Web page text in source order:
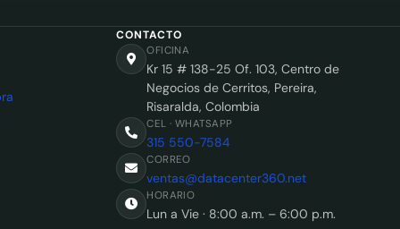
CONTACTO
OFICINA
Kr 15 # 138-25 Of. 103, Centro de
Negocios de Cerritos, Pereira,
Risaralda, Colombia
CEL · WHATSAPP
315 550-7584
CORREO
ventas@datacenter360.net
HORARIO
Lun a Vie · 8:00 a.m. – 6:00 p.m.